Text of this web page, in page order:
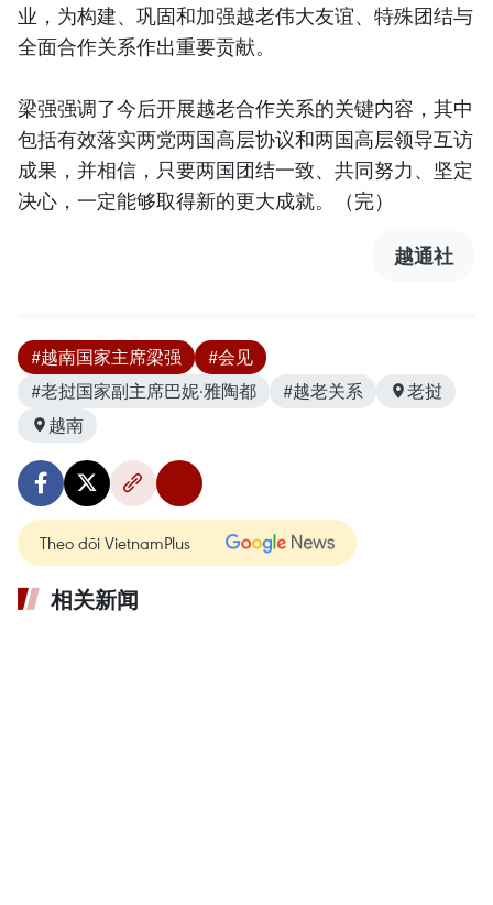
业，为构建、巩固和加强越老伟大友谊、特殊团结与
全面合作关系作出重要贡献。
梁强强调了今后开展越老合作关系的关键内容，其中
包括有效落实两党两国高层协议和两国高层领导互访
成果，并相信，只要两国团结一致、共同努力、坚定
决心，一定能够取得新的更大成就。（完）
越通社
#越南国家主席梁强
#会见
#老挝国家副主席巴妮·雅陶都
#越老关系
老挝
越南
Theo dõi VietnamPlus
相关新闻